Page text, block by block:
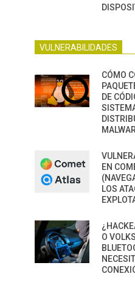
VULNERABILIDADES
CÓMO
DE
EN
LOS
O